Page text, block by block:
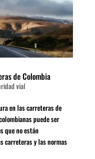
de Colombia
vial
en las carreteras de
puede ser
que no están
carreteras y las normas